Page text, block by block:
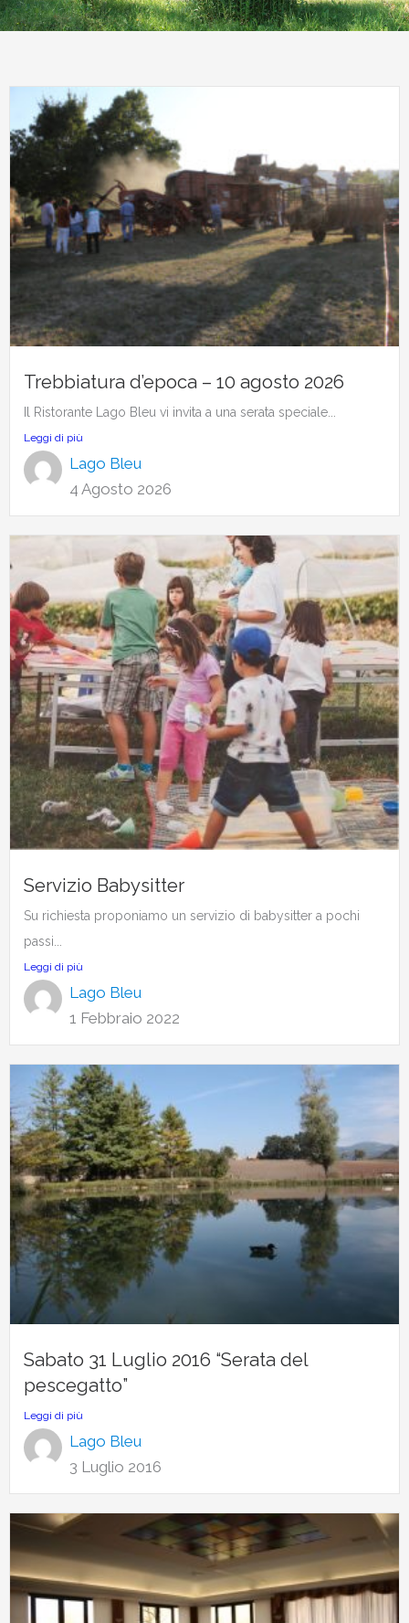
Trebbiatura d’epoca – 10 agosto 2026
Il Ristorante Lago Bleu vi invita a una serata speciale...
Leggi di più
Lago Bleu
4 Agosto 2026
Servizio Babysitter
Su richiesta proponiamo un servizio di babysitter a pochi
passi...
Leggi di più
Lago Bleu
1 Febbraio 2022
Sabato 31 Luglio 2016 “Serata del
pescegatto”
Leggi di più
Lago Bleu
3 Luglio 2016